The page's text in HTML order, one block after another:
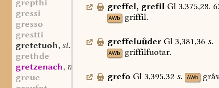
grepthi
gressi
gresso
grestti
gretetuoh, st. n.
grethde
gretzenach, mhd. st. (n.?)
greue
greffel, grefil Gl 3,375,28.
AWb griffil.
greffeluder Gl 3,381,36 s.
AWb griffilfuotar.
grefo Gl 3,395,32 s. AWb